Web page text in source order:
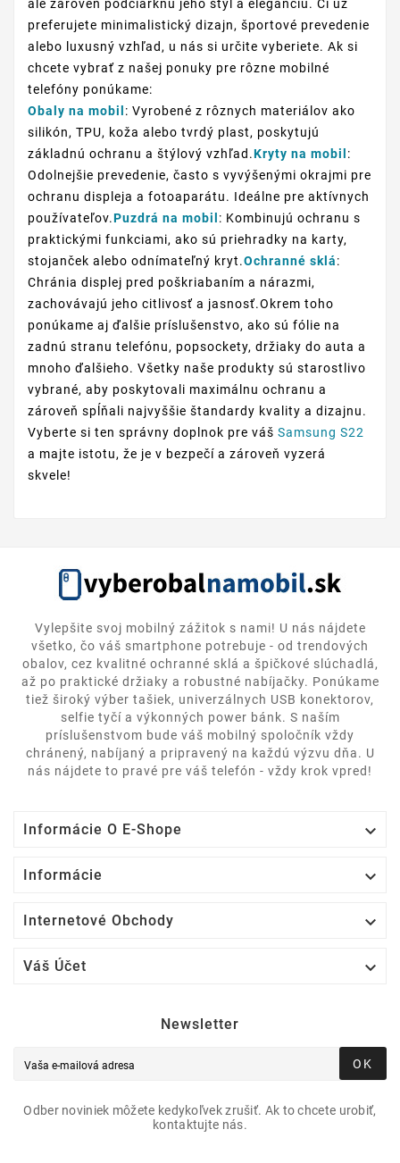
ale zároveň podčiarknu jeho štýl a eleganciu. Či už
preferujete minimalistický dizajn, športové prevedenie
alebo luxusný vzhľad, u nás si určite vyberiete. Ak si
chcete vybrať z našej ponuky pre rôzne mobilné
telefóny ponúkame:
Obaly na mobil : Vyrobené z rôznych materiálov ako
silikón, TPU, koža alebo tvrdý plast, poskytujú
základnú ochranu a štýlový vzhľad.Kryty na mobil :
Odolnejšie prevedenie, často s vyvýšenými okrajmi pre
ochranu displeja a fotoaparátu. Ideálne pre aktívnych
používateľov.Puzdrá na mobil : Kombinujú ochranu s
praktickými funkciami, ako sú priehradky na karty,
stojanček alebo odnímateľný kryt.Ochranné sklá:
Chránia displej pred poškriabaním a nárazmi,
zachovávajú jeho citlivosť a jasnosť.Okrem toho
ponúkame aj ďalšie príslušenstvo, ako sú fólie na
zadnú stranu telefónu, popsockety, držiaky do auta a
mnoho ďalšieho. Všetky naše produkty sú starostlivo
vybrané, aby poskytovali maximálnu ochranu a
zároveň spĺňali najvyššie štandardy kvality a dizajnu.
Vyberte si ten správny doplnok pre váš Samsung S22
a majte istotu, že je v bezpečí a zároveň vyzerá
skvele!
Vylepšite svoj mobilný zážitok s nami! U nás nájdete
všetko, čo váš smartphone potrebuje - od trendových
obalov, cez kvalitné ochranné sklá a špičkové slúchadlá,
až po praktické držiaky a robustné nabíjačky. Ponúkame
tiež široký výber tašiek, univerzálnych USB konektorov,
selfie tyčí a výkonných power bánk. S naším
príslušenstvom bude váš mobilný spoločník vždy
chránený, nabíjaný a pripravený na každú výzvu dňa. U
nás nájdete to pravé pre váš telefón - vždy krok vpred!
Informácie O E-Shope 
Informácie 
Internetové Obchody 
Váš Účet 
Newsletter
OK
Odber noviniek môžete kedykoľvek zrušiť. Ak to chcete urobiť,
kontaktujte nás.